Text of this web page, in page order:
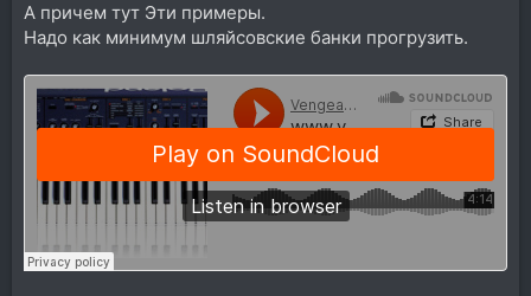
об блюэ и тд трансовый стуфф)) начинает казаться
что к примеру ES2 лоджиковский или Сунрайзер
Джыпи )). Ну это такой конечно аматорский взгляд,
но просто передаю ощущения )) (Или это не тот
самый синт который главный по суперпилам ?)
А причем тут Эти примеры.
Надо как минимум шляйсовские банки прогрузить.